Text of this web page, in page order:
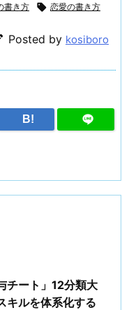
書き方  恋愛の書き方
Posted by kosiboro
B!
チート」12分類大
キルを体系化する